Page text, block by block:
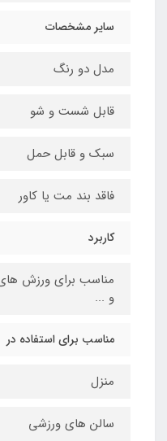
سایر مشخصات
مدل دو رنگ
قابل شست و شو
سبک و قابل حمل
فاقد بند مت یا کاور
کاربرد
مناسب برای ورزش های
و ...
مناسب برای استفاده در
منزل
سالن های ورزشی